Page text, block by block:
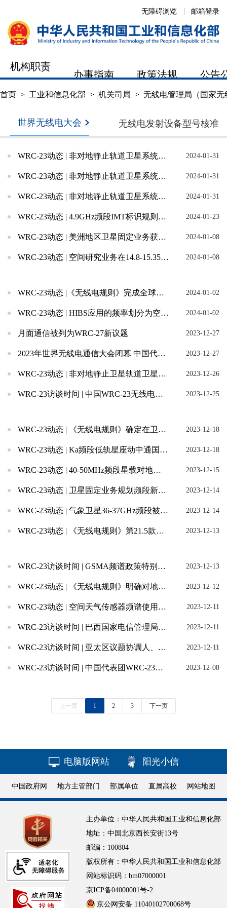
邮箱登录
无障碍浏览
机构职责
办事指南 政策法规 公告
首页 > 工业和信息化部 > 机关司局 > 无线电管理局（国家无
世界无线电大会 无线电发射设备型号核准
WRC-23动态 | 非对地静止轨道卫星系统建立多边磋商机制 2024-01-31
WRC-23动态 | 非对地静止轨道卫星系统后里程碑程序规则出台 2024-01-31
WRC-23动态 | 非对地静止轨道卫星系统轨道特性参数容限规则出台 2024-01-31
WRC-23动态 | 4.9GHz频段IMT标识规则形成定论 2024-01-23
WRC-23动态 | 美洲地区卫星固定业务获新频率划分 2024-01-08
WRC-23动态 | 空间研究业务在14.8-15.35GHz频段使用地位获提升 2024-01-08
WRC-23动态 |《无线电规则》完成全球海上遇险和安全系统现代化及E航海相关规则修订 2024-01-02
WRC-23动态 | HIBS应用的频率划分为空天地一体化网络建设提供规则基础 2024-01-02
月面通信被列为WRC-27新议题 2023-12-27
2023年世界无线电通信大会闭幕 中国代表团圆满完成参会任务 2023-12-27
WRC-23动态 | 非对地静止卫星轨道卫星固定业务新增频率划分纳入未来大会议题 2023-12-26
WRC-23访谈时间 | 中国WRC-23无线电频谱事务特使、工业和信息化部党组成员、副部... 2023-12-25
WRC-23动态 | 《无线电规则》确定在卫星通信固定业务频段拓展星间中继应用的规则与技术... 2023-12-18
WRC-23动态 | Ka频段低轨星座动中通国际规则出台 2023-12-18
WRC-23动态 | 40-50MHz频段星载对地探测雷达频率获次要划分 2023-12-15
WRC-23动态 | 卫星固定业务规划频段新增动中通应用 2023-12-14
WRC-23动态 | 气象卫星36-37GHz频段被动遥感频谱使用权益得到保护 2023-12-14
WRC-23动态 | 《无线电规则》第21.5款为移动通信产业和卫星产业的协调发展提供规则... 2023-12-13
WRC-23访谈时间 | GSMA频谱政策特别顾问 Ross Bateson：合理利用频谱... 2023-12-13
WRC-23动态 | 《无线电规则》明确对地静止轨道卫星移动业务卫星网络的保护理念 2023-12-12
WRC-23动态 | 空间天气传感器频谱使用出新规 2023-12-11
WRC-23访谈时间 | 巴西国家电信管理局频谱轨道和广播业务主管Rodrigo：需从技术... 2023-12-11
WRC-23访谈时间 | 亚太区议题协调人、中兴通讯频谱与规则团队负责人周栋: 频谱是移动... 2023-12-11
WRC-23访谈时间 | 中国代表团WRC-23议题7A、7B负责人许燕宾：低轨卫星星座系... 2023-12-08
上一页 1 2 3 下一页
电脑版网站 阳光小信
中国政府网 地方主管部门 部属单位 直属高校 网站地图
主办单位：中华人民共和国工业和信息化部
地址：中国北京西长安街13号
邮编：100804
版权所有：中华人民共和国工业和信息化部
网站标识码：bm07000001
京ICP备04000001号-2
京公网安备 11040102700068号